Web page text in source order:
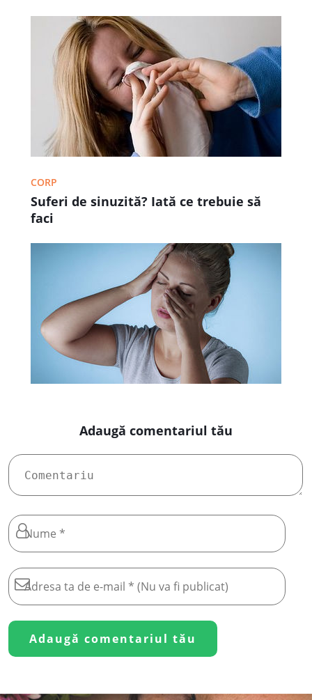
CORP
Suferi de sinuzită? Iată ce trebuie să
faci
Adaugă comentariul tău